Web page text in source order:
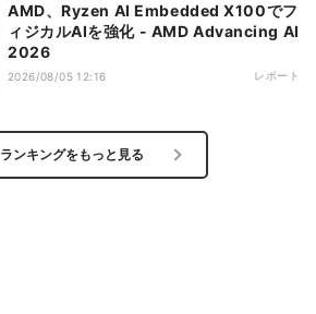
AMD、Ryzen AI Embedded X100でフ
ィジカルAIを強化 - AMD Advancing AI
2026
2026/08/05 12:16 レポート
ランキングをもっと見る